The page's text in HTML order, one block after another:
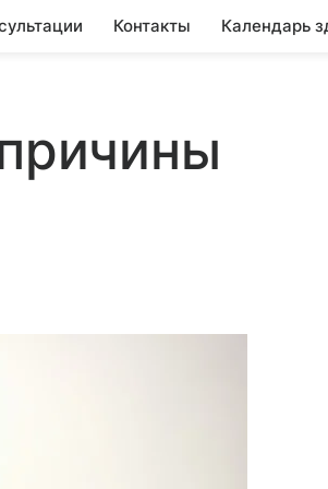
Контакты Календарь